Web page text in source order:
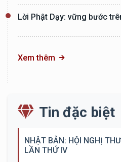
Lời Phật Dạy: vững bước
Xem thêm
Tin đặc biệt
NHẬT BẢN: HỘI NGHỊ
LẦN THỨ IV